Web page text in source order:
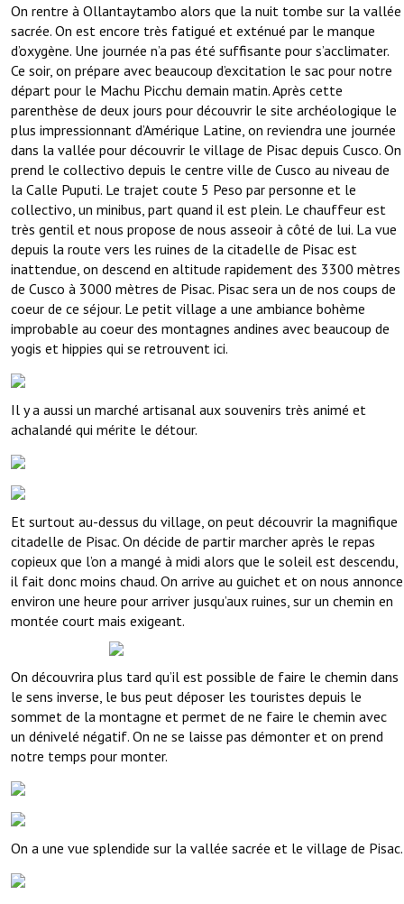
On rentre à Ollantaytambo alors que la nuit tombe sur la vallée
sacrée. On est encore très fatigué et exténué par le manque
d’oxygène. Une journée n’a pas été suffisante pour s’acclimater.
Ce soir, on prépare avec beaucoup d’excitation le sac pour notre
départ pour le Machu Picchu demain matin. Après cette
parenthèse de deux jours pour découvrir le site archéologique le
plus impressionnant d’Amérique Latine, on reviendra une journée
dans la vallée pour découvrir le village de Pisac depuis Cusco. On
prend le collectivo depuis le centre ville de Cusco au niveau de
la Calle Puputi. Le trajet coute 5 Peso par personne et le
collectivo, un minibus, part quand il est plein. Le chauffeur est
très gentil et nous propose de nous asseoir à côté de lui. La vue
depuis la route vers les ruines de la citadelle de Pisac est
inattendue, on descend en altitude rapidement des 3300 mètres
de Cusco à 3000 mètres de Pisac. Pisac sera un de nos coups de
coeur de ce séjour. Le petit village a une ambiance bohème
improbable au coeur des montagnes andines avec beaucoup de
yogis et hippies qui se retrouvent ici.
Il y a aussi un marché artisanal aux souvenirs très animé et
achalandé qui mérite le détour.
Et surtout au-dessus du village, on peut découvrir la magnifique
citadelle de Pisac. On décide de partir marcher après le repas
copieux que l’on a mangé à midi alors que le soleil est descendu,
il fait donc moins chaud. On arrive au guichet et on nous annonce
environ une heure pour arriver jusqu’aux ruines, sur un chemin en
montée court mais exigeant.
On découvrira plus tard qu’il est possible de faire le chemin dans
le sens inverse, le bus peut déposer les touristes depuis le
sommet de la montagne et permet de ne faire le chemin avec
un dénivelé négatif. On ne se laisse pas démonter et on prend
notre temps pour monter.
On a une vue splendide sur la vallée sacrée et le village de Pisac.